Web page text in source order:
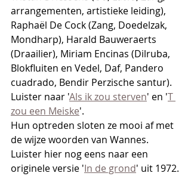
arrangementen, artistieke leiding),
Raphaël De Cock (Zang, Doedelzak,
Mondharp), Harald Bauweraerts
(Draailier), Miriam Encinas (Dilruba,
Blokfluiten en Vedel, Daf, Pandero
cuadrado, Bendir Perzische santur).
Luister naar 'Als ik zou sterven' en 'T
zou een Meiske'.
Hun optreden sloten ze mooi af met
de wijze woorden van Wannes.
Luister hier nog eens naar een
originele versie 'In de grond' uit 1972.